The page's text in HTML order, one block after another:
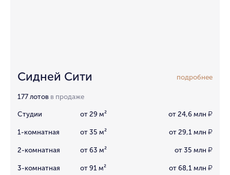
Сидней Сити подробнее
177 лотов в продаже
Студии от 29 м² от 24,6 млн ₽
1-комнатная от 35 м² от 29,1 млн ₽
2-комнатная от 63 м² от 35 млн ₽
3-комнатная от 91 м² от 68,1 млн ₽